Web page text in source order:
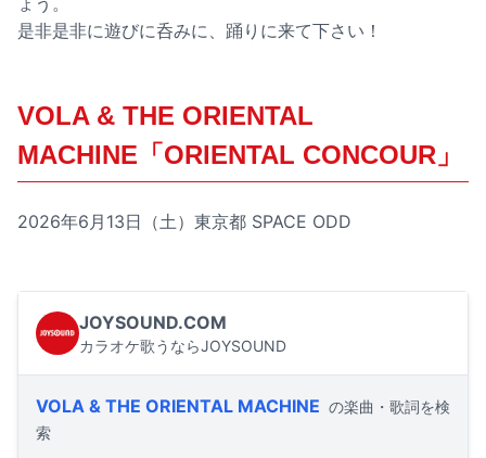
是非是非に遊びに呑みに、踊りに来て下さい！
VOLA & THE ORIENTAL
MACHINE「ORIENTAL CONCOUR」
2026年6月13日（土）東京都 SPACE ODD
JOYSOUND.COM
カラオケ歌うならJOYSOUND
VOLA & THE ORIENTAL MACHINE の楽曲・歌詞を検
索